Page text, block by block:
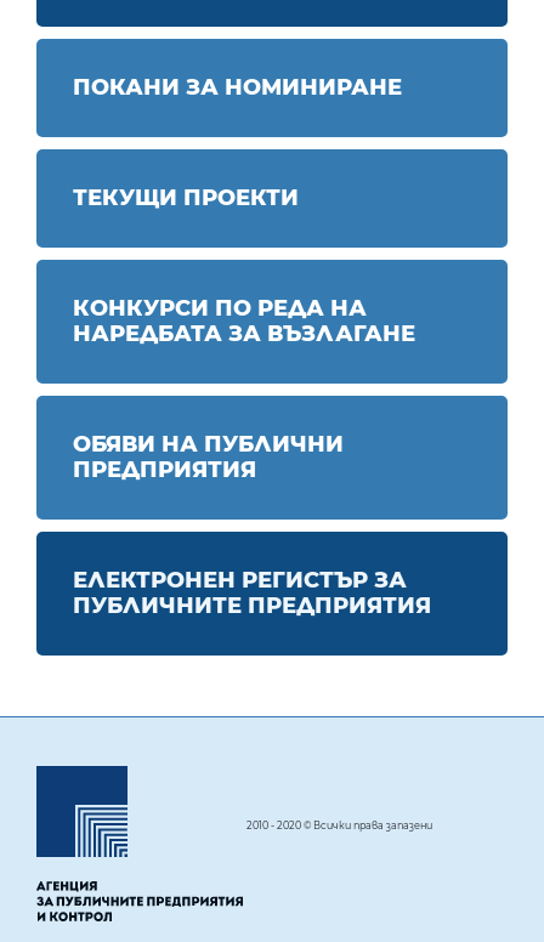
ПОКАНИ ЗА НОМИНИРАНЕ
ТЕКУЩИ ПРОЕКТИ
КОНКУРСИ ПО РЕДА НА
НАРЕДБАТА ЗА ВЪЗЛАГАНЕ
ОБЯВИ НА ПУБЛИЧНИ
ПРЕДПРИЯТИЯ
ЕЛЕКТРОНЕН РЕГИСТЪР ЗА
ПУБЛИЧНИТЕ ПРЕДПРИЯТИЯ
2010 - 2020 © Всички права запазени